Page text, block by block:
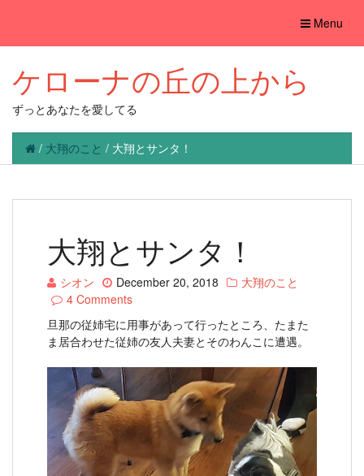
Toggle
Menu
ケローナの丘の上から
ずっとあなたを愛してる
/ 大翔のこと / 大翔とサンタ！
大翔とサンタ！
シオン December 20, 2018
大翔のこと
4 Comments
旦那の従姉宅に用事があって行ったところ、たまた
ま居合わせた従姉の友人夫妻とそのわんこに遭遇。